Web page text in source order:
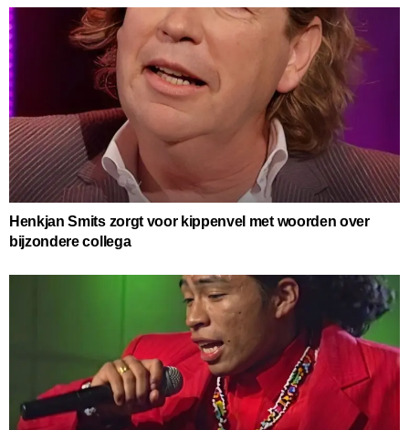
Henkjan Smits zorgt voor kippenvel met woorden over
bijzondere collega